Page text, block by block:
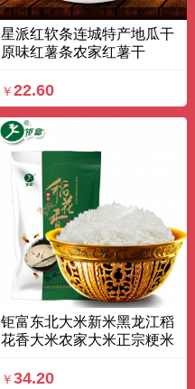
星派红软条连城特产地瓜干
原味红薯条农家红薯干
￥22.60
钜富东北大米新米黑龙江稻
花香大米农家大米正宗粳米
￥34.20